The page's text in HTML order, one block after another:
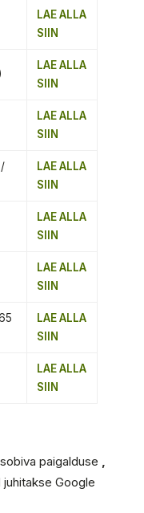
LAE ALLA
SIIN
LAE ALLA
SIIN
LAE ALLA
SIIN
LAE ALLA
SIIN
LAE ALLA
SIIN
LAE ALLA
SIIN
LAE ALLA
SIIN
LAE ALLA
SIIN
paigalduse ,
juhitakse Google